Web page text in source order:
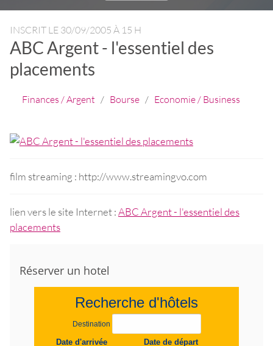
INSCRIT LE 30/09/2005 À 15 H
ABC Argent - l'essentiel des
placements
Finances / Argent / Bourse / Economie / Business
film streaming : http://www.streamingvo.com
lien vers le site Internet :ABC Argent - l'essentiel des
placements
Réserver un hotel
Recherche d'hôtels
Destination
Date d'arrivée Date de départ